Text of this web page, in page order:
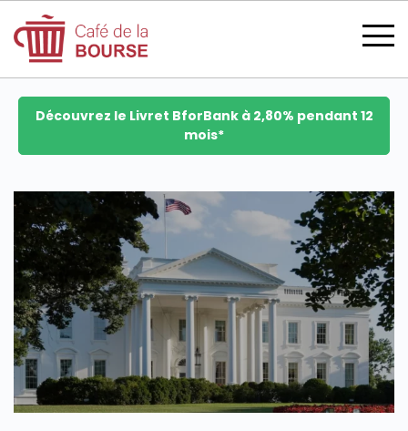
se connecter
devenir membre
CATÉGORIES
Découvrez le Livret BforBank à 2,80% pendant 12
mois*